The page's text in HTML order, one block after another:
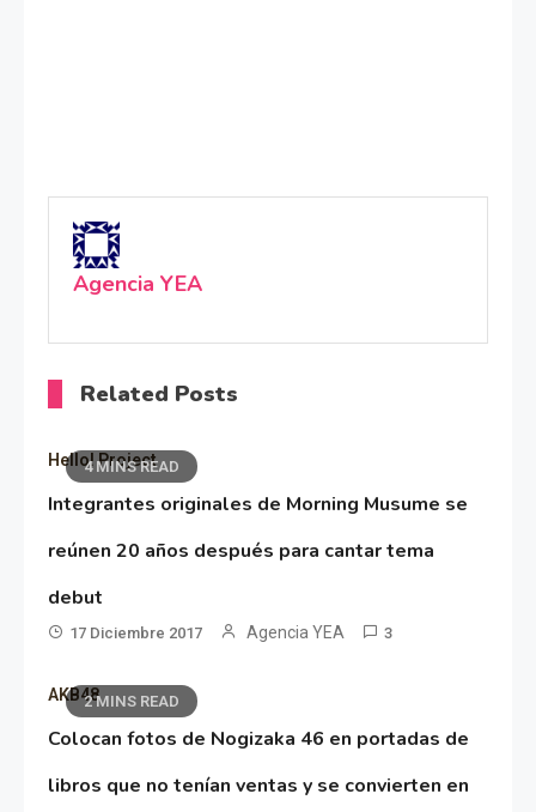
Agencia YEA
Related Posts
4 MINS READ
Hello! Project
Integrantes originales de Morning Musume se
reúnen 20 años después para cantar tema
debut
17 Diciembre 2017 Agencia YEA 3
2 MINS READ
AKB48
Colocan fotos de Nogizaka 46 en portadas de
libros que no tenían ventas y se convierten en